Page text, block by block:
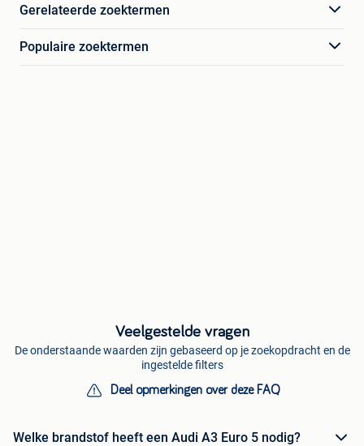
Gerelateerde zoektermen
Populaire zoektermen
Veelgestelde vragen
De onderstaande waarden zijn gebaseerd op je zoekopdracht en de
ingestelde filters
Deel opmerkingen over deze FAQ
Welke brandstof heeft een Audi A3 Euro 5 nodig?